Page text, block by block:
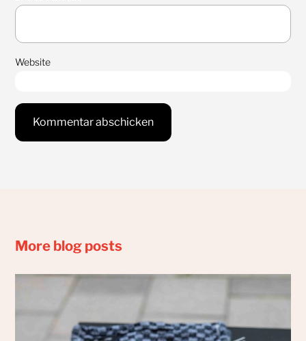
Website
More blog posts